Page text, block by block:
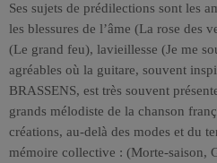
Ses sujets de prédilections sont les
les blessures de l’âme (La rose des
(Le grand feu), lavieillesse (Je me
agréables où la guitare, souvent
BRASSENS, est très souvent
grands mélodiste de la chanson
créations, au-delà des modes et du
mémoire collective : (Morte-saison,